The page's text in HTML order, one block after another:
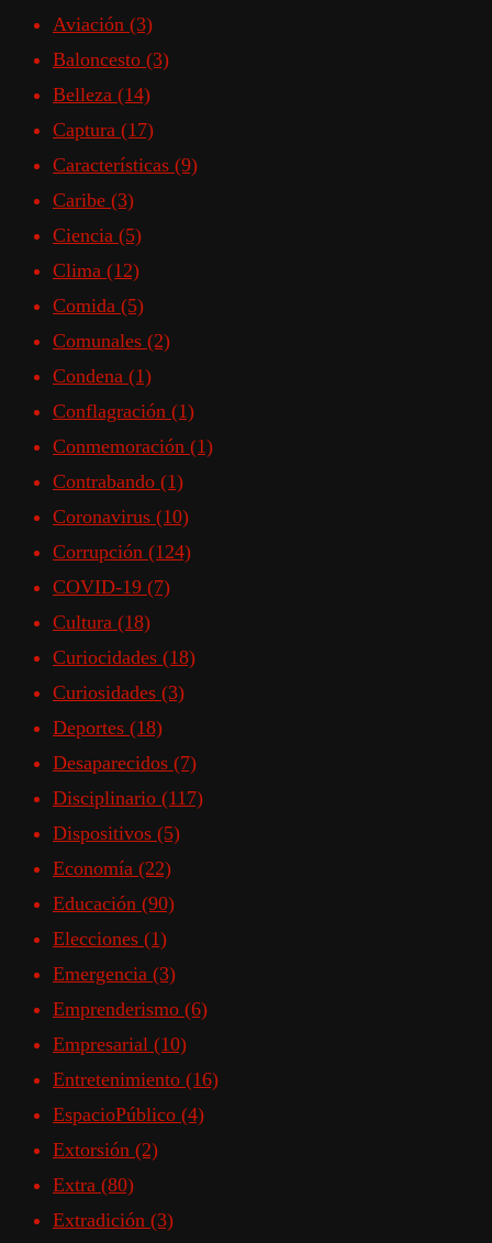
Aviación (3)
Baloncesto (3)
Belleza (14)
Captura (17)
Características (9)
Caribe (3)
Ciencia (5)
Clima (12)
Comida (5)
Comunales (2)
Condena (1)
Conflagración (1)
Conmemoración (1)
Contrabando (1)
Coronavirus (10)
Corrupción (124)
COVID-19 (7)
Cultura (18)
Curiocidades (18)
Curiosidades (3)
Deportes (18)
Desaparecidos (7)
Disciplinario (117)
Dispositivos (5)
Economía (22)
Educación (90)
Elecciones (1)
Emergencia (3)
Emprenderismo (6)
Empresarial (10)
Entretenimiento (16)
EspacioPúblico (4)
Extorsión (2)
Extra (80)
Extradición (3)